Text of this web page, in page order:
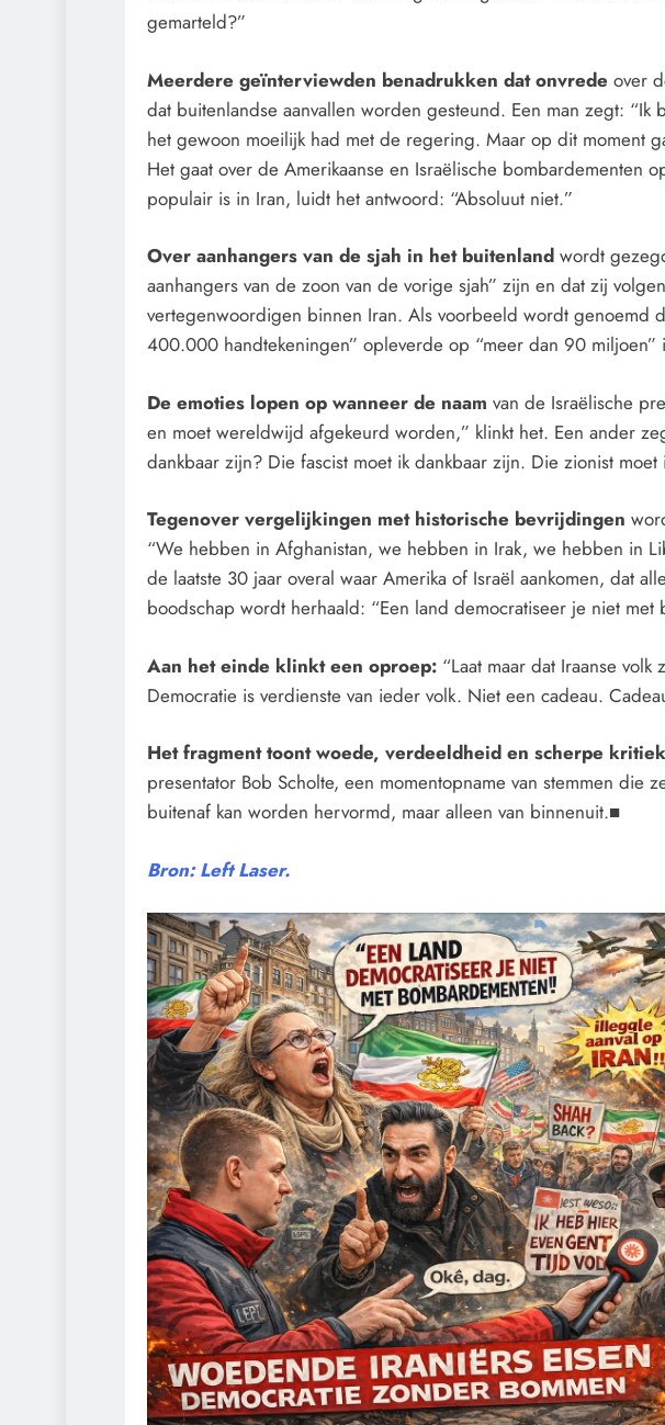
gemarteld?”
Meerdere geïnterviewden benadrukken dat onvrede over
dat buitenlandse aanvallen worden gesteund. Een man zegt: “Ik
het gewoon moeilijk had met de regering. Maar op dit moment
Het gaat over de Amerikaanse en Israëlische bombardementen
populair is in Iran, luidt het antwoord: “Absoluut niet.”
Over aanhangers van de sjah in het buitenland wordt
aanhangers van de zoon van de vorige sjah” zijn en dat zij
vertegenwoordigen binnen Iran. Als voorbeeld wordt genoemd
400.000 handtekeningen” opleverde op “meer dan 90 miljoen”
De emoties lopen op wanneer de naam van de Israëlische
en moet wereldwijd afgekeurd worden,” klinkt het. Een ander
dankbaar zijn? Die fascist moet ik dankbaar zijn. Die zionist moet
Tegenover vergelijkingen met historische bevrijdingen
“We hebben in Afghanistan, we hebben in Irak, we hebben in
de laatste 30 jaar overal waar Amerika of Israël aankomen, dat
boodschap wordt herhaald: “Een land democratiseer je niet met
Aan het einde klinkt een oproep: “Laat maar dat Iraanse
Democratie is verdienste van ieder volk. Niet een cadeau.
Het fragment toont woede, verdeeldheid en scherpe
presentator Bob Scholte, een momentopname van stemmen die
buitenaf kan worden hervormd, maar alleen van binnenuit.■
Bron: Left Laser.
CONTROLE GEOPOLITIEK
Zeventigduizend
brandende bossen en
papieren
2 dagen geleden